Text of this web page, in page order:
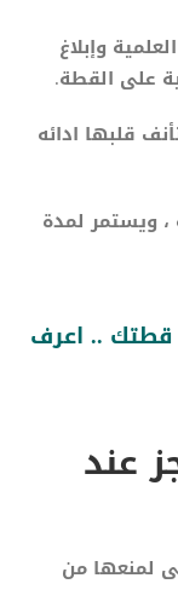
وإبلاغ
على القطة.
قلبها ادائه
، ويستمر لمدة
قطتك .. اعرف
عند
لمنعها من